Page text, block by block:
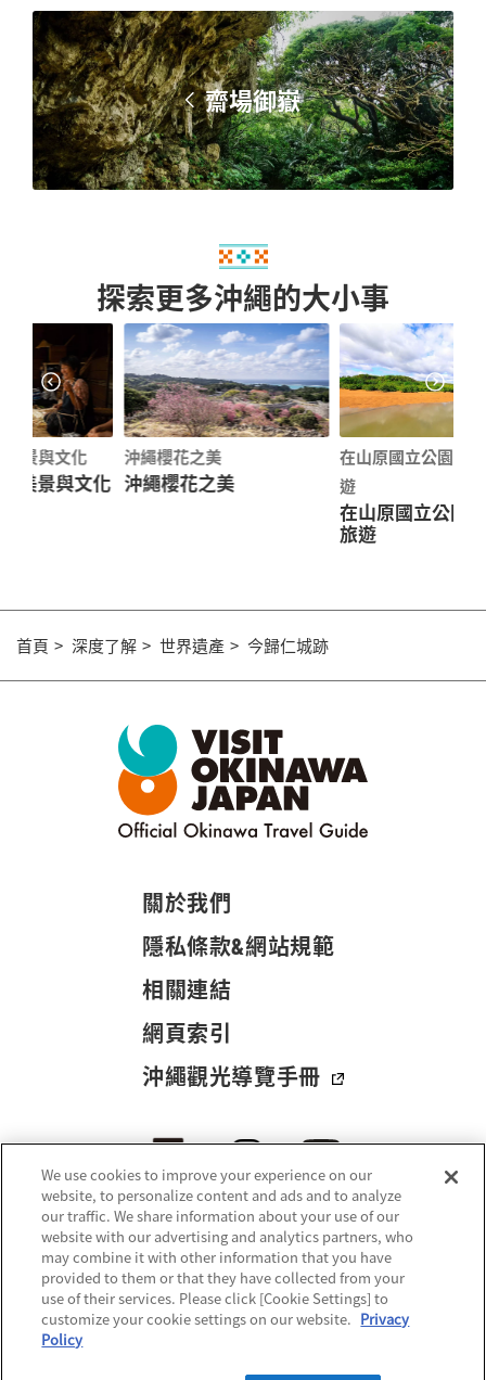
齋場御嶽
探索更多沖繩的大小事
沖繩櫻花之美
沖繩櫻花之美
在山原國立公園享受家庭旅
在山原國立公園享受家庭
首頁 深度了解 世界遺產 今歸仁城跡
關於我們
隱私條款&網站規範
相關連結
網頁索引
沖繩觀光導覽手冊
© 2021- 2026 Okinawa Convention & Visitors Bureau. All rights reserved.
We use cookies to improve your experience on our
website, to personalize content and ads and to analyze
our traffic. We share information about your use of our
website with our advertising and analytics partners, who
may combine it with other information that you have
provided to them or that they have collected from your
use of their services. Please click [Cookie Settings] to
customize your cookie settings on our website. Privacy
Policy